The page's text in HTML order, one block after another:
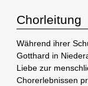
Chorleitung
Während ihrer
Gotthard in
Liebe zur
Chorerlebnissen